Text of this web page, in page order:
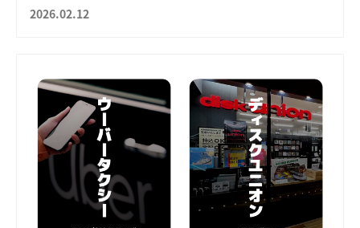
2026.02.12